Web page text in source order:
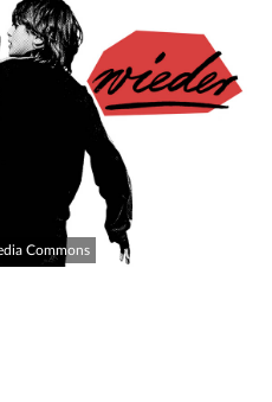
Commons
ЗА ПОЛЗВАНЕ
ЗА БИСКВИТКИТЕ
ЗА